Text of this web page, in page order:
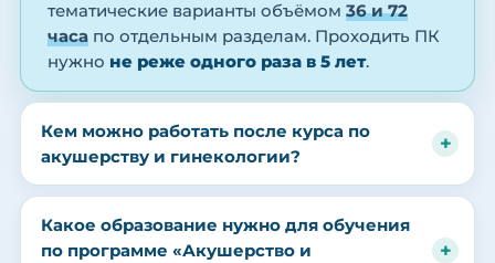
тематические варианты объёмом 36 и 72
часа по отдельным разделам. Проходить ПК
нужно не реже одного раза в 5 лет.
Кем можно работать после курса по
акушерству и гинекологии?
Какое образование нужно для обучения
по программе «Акушерство и